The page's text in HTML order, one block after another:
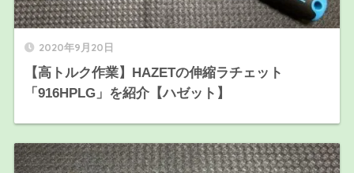
2020年9月20日
【高トルク作業】HAZETの伸縮ラチェット
「916HPLG」を紹介【ハゼット】